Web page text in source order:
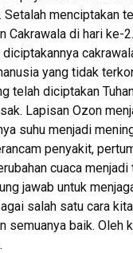
Setalah menciptakan
Cakrawala di hari ke-
yang tidak
telah diciptakan
Lapisan Ozon
suhu menjadi
penyakit,
cuaca
jawab untuk
salah satu cara
semuanya baik. Oleh